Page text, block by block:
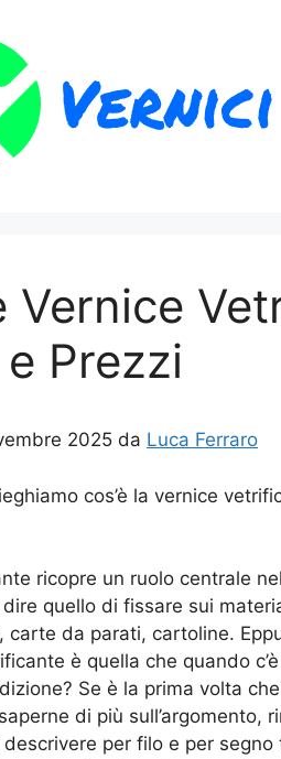
Vernice
Prezzi
2025 da Luca Ferraro
cos’è la vernice
ricopre un ruolo centrale
quello di fissare sui
carte da parati, cartoline.
è quella che quando
Se è la prima volta
di più sull’argomento,
per filo e per